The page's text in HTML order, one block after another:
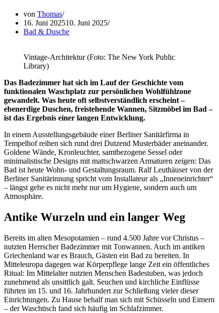
von Thomas
16. Juni 202510. Juni 2025
Bad & Dusche
Vintage-Architektur (Foto: The New York Public
Library)
Das Badezimmer hat sich im Lauf der Geschichte vom
funktionalen Waschplatz zur persönlichen Wohlfühlzone
gewandelt. Was heute oft selbstverständlich erscheint –
ebenerdige Duschen, freistehende Wannen, Sitzmöbel im Bad –
ist das Ergebnis einer langen Entwicklung.
In einem Ausstellungsgebäude einer Berliner Sanitärfirma in
Tempelhof reihen sich rund drei Dutzend Musterbäder aneinander.
Goldene Wände, Kronleuchter, samtbezogene Sessel oder
minimalistische Designs mit mattschwarzen Armaturen zeigen: Das
Bad ist heute Wohn- und Gestaltungsraum. Ralf Leuthäuser von der
Berliner Sanitärinnung spricht vom Installateur als „Inneneinrichter“
– längst gehe es nicht mehr nur um Hygiene, sondern auch um
Atmosphäre.
Antike Wurzeln und ein langer Weg
Bereits im alten Mesopotamien – rund 4.500 Jahre vor Christus –
nutzten Herrscher Badezimmer mit Tonwannen. Auch im antiken
Griechenland war es Brauch, Gästen ein Bad zu bereiten. In
Mitteleuropa dagegen war Körperpflege lange Zeit ein öffentliches
Ritual: Im Mittelalter nutzten Menschen Badestuben, was jedoch
zunehmend als unsittlich galt. Seuchen und kirchliche Einflüsse
führten im 15. und 16. Jahrhundert zur Schließung vieler dieser
Einrichtungen. Zu Hause behalf man sich mit Schüsseln und Eimern
– der Waschtisch fand sich häufig im Schlafzimmer.